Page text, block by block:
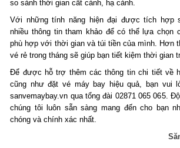
so sánh thời gian cất cánh, hạ cánh.
Với những tính năng hiện đại được tích hợp
nhiều thông tin tham khảo để có thể lựa chọn
phù hợp với thời gian và túi tiền của mình. Hơn
vé rẻ trong tháng sẽ giúp bạn tiết kiệm thời gian
Để được hỗ trợ thêm các thông tin chi tiết về
cũng như đặt vé máy bay hiệu quả, bạn vui
sanvemaybay.vn qua tổng đài 02871 065 065.
chúng tôi luôn sẵn sàng mang đến cho bạn
chóng và chính xác nhất.